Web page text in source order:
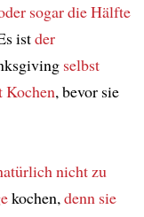
sogar die Hälfte
istder
selbst
Kochen, bevor sie
nichtzu
kochen,denn sie